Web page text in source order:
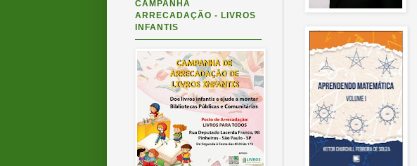
CAMPANHA
ARRECADAÇÃO - LIVROS
INFANTIS